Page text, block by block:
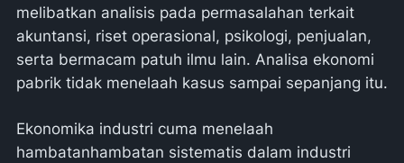
melibatkan analisis pada permasalahan terkait
akuntansi, riset operasional, psikologi, penjualan,
serta bermacam patuh ilmu lain. Analisa ekonomi
pabrik tidak menelaah kasus sampai sepanjang itu.
Ekonomika industri cuma menelaah
hambatanhambatan sistematis dalam industri